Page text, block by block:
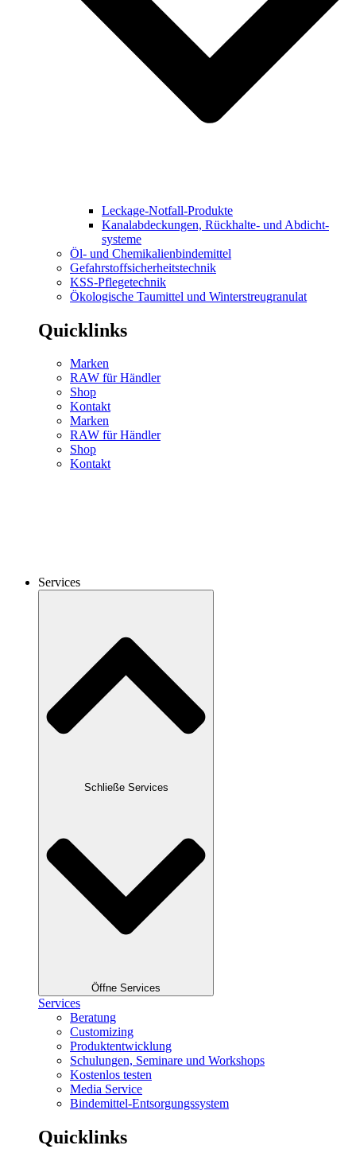
Leckage-Notfall-Produkte
Kanal­abdeckungen, Rückhalte- und Abdicht­
systeme
Öl- und Chemikalien­bindemittel
Gefahrstoff­sicherheits­technik
KSS-Pflegetechnik
Ökologische Taumittel und Winterstreu­granulat
Quicklinks
Marken
RAW für Händler
Shop
Kontakt
Marken
RAW für Händler
Shop
Kontakt
Services
Schließe Services
Öffne Services
Services
Beratung
Customizing
Produktentwicklung
Schulungen, Seminare und Workshops
Kostenlos testen
Media Service
Bindemittel-Entsorgungssystem
Quicklinks